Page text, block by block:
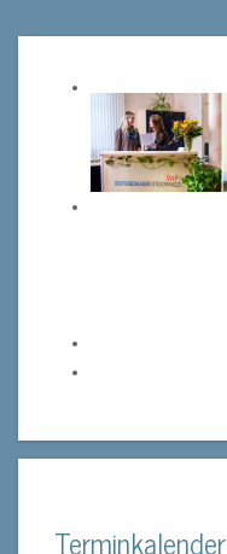
Terminkalender